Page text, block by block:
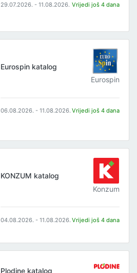
29.07.2026. - 11.08.2026. Vrijedi još 4 dana
Eurospin katalog
Eurospin
06.08.2026. - 11.08.2026. Vrijedi još 4 dana
KONZUM katalog
Konzum
04.08.2026. - 11.08.2026. Vrijedi još 4 dana
Plodine katalog